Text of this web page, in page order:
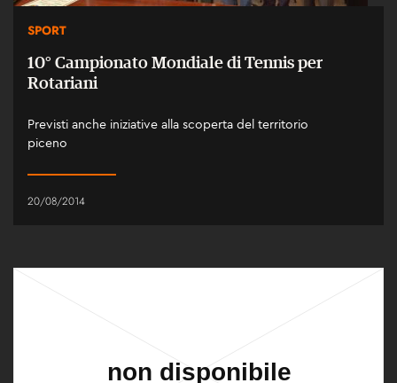
SPORT
10° Campionato Mondiale di Tennis per
Rotariani
Previsti anche iniziative alla scoperta del territorio
piceno
20/08/2014